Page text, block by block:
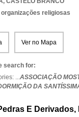
religiosas
Ver no Mapa
search for:
...ASSOCIAÇÃO
DA
E Derivados,